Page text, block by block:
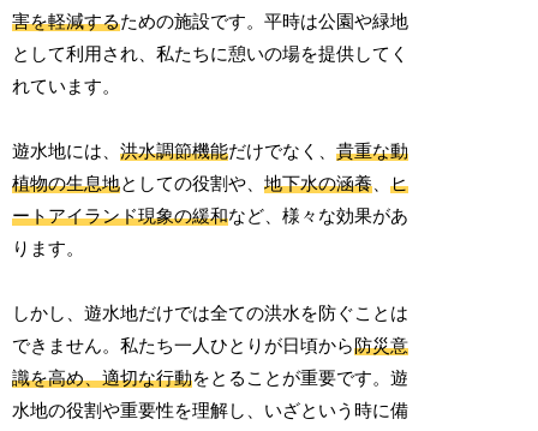
害を軽減するための施設です。平時は公園や緑地
として利用され、私たちに憩いの場を提供してく
れています。
遊水地には、洪水調節機能だけでなく、貴重な動
植物の生息地としての役割や、地下水の涵養 、ヒ
ートアイランド現象の緩和など、様々な効果があ
ります。
しかし、遊水地だけでは全ての洪水を防ぐことは
できません。私たち一人ひとりが日頃から防災意
識を高め、適切な行動をとることが重要です。遊
水地の役割や重要性を理解し、いざという時に備